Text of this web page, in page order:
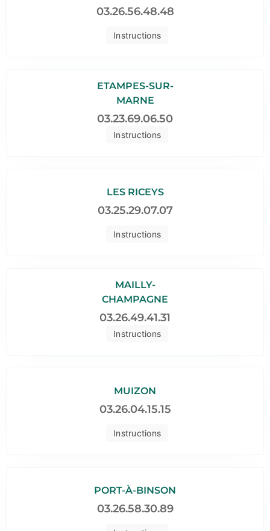
Instructions
03.26.56.48.48
Instructions
ETAMPES-SUR-
MARNE
03.23.69.06.50
Instructions
LES RICEYS
03.25.29.07.07
Instructions
MAILLY-
CHAMPAGNE
03.26.49.41.31
Instructions
MUIZON
03.26.04.15.15
PORT-À-BINSON
03.26.58.30.89